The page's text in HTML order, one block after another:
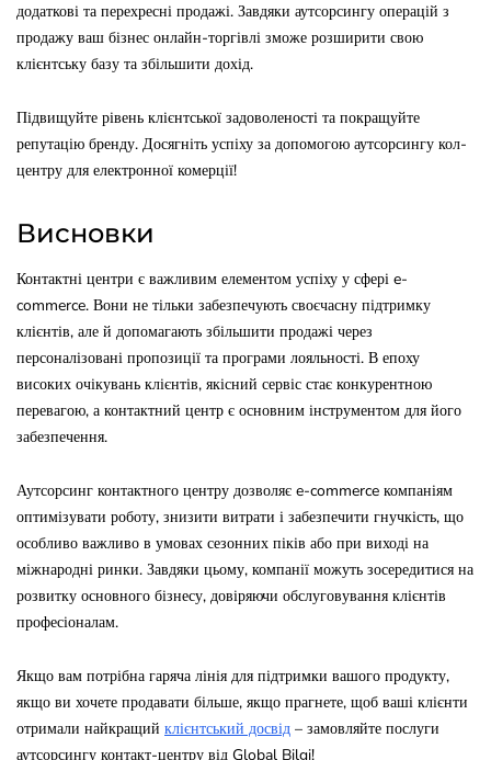
додаткові та перехресні продажі. Завдяки аутсорсингу операцій з
продажу ваш бізнес онлайн-торгівлі зможе розширити свою
клієнтську базу та збільшити дохід.
Підвищуйте рівень клієнтської задоволеності та покращуйте
репутацію бренду. Досягніть успіху за допомогою аутсорсингу кол-
центру для електронної комерції!
Висновки
Контактні центри є важливим елементом успіху у сфері e-
commerce. Вони не тільки забезпечують своєчасну підтримку
клієнтів, але й допомагають збільшити продажі через
персоналізовані пропозиції та програми лояльності. В епоху
високих очікувань клієнтів, якісний сервіс стає конкурентною
перевагою, а контактний центр є основним інструментом для його
забезпечення.
Аутсорсинг контактного центру дозволяє e-commerce компаніям
оптимізувати роботу, знизити витрати і забезпечити гнучкість, що
особливо важливо в умовах сезонних піків або при виході на
міжнародні ринки. Завдяки цьому, компанії можуть зосередитися на
розвитку основного бізнесу, довіряючи обслуговування клієнтів
професіоналам.
Якщо вам потрібна гаряча лінія для підтримки вашого продукту,
якщо ви хочете продавати більше, якщо прагнете, щоб ваші клієнти
отримали найкращий клієнтський досвід – замовляйте послуги
аутсорсингу контакт-центру від Global Bilgi!